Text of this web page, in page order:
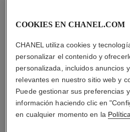
n°5
COOKIES EN CHANEL.COM
CHANEL utiliza cookies y
personalizar el contenido y
personalizada, incluidos anuncios
relevantes en nuestro sitio web y
Puede gestionar sus preferencias
información haciendo clic en
en cualquier momento en la